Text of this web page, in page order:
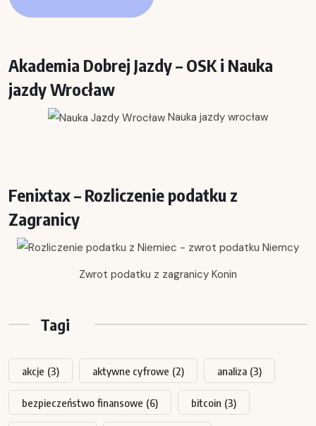
Akademia Dobrej Jazdy – OSK i Nauka
jazdy Wrocław
Nauka jazdy wrocław
Fenixtax – Rozliczenie podatku z
Zagranicy
Zwrot podatku z zagranicy Konin
Tagi
akcje (3) aktywne cyfrowe (2) analiza (3)
bezpieczeństwo finansowe (6) bitcoin (3)